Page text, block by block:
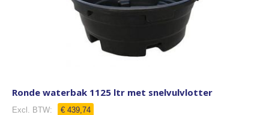
Ronde waterbak 1125 ltr met snelvulvlotter
€ 439,74